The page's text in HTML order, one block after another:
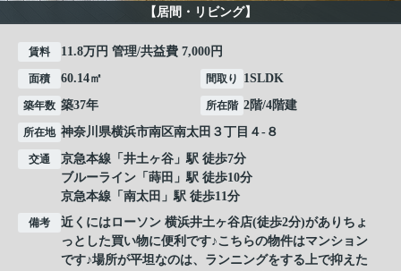
【居間・リビング】
賃料 11.8万円 管理/共益費 7,000円
面積 60.14㎡ 間取り 1SLDK
築年数 築37年 所在階 2階/4階建
所在地 神奈川県横浜市南区南太田 ３丁目４-８
交通 京急本線 「 井土ヶ谷 」駅 徒歩7分
ブルーライン 「 蒔田 」駅 徒歩10分
京急本線 「 南太田 」駅 徒歩11分
備考
近くにはローソン 横浜井土ヶ谷店(徒歩2分)がありちょ
っとした買い物に便利です♪こちらの物件はマンション
です♪場所が平坦なのは、ランニングをする上で抑えた